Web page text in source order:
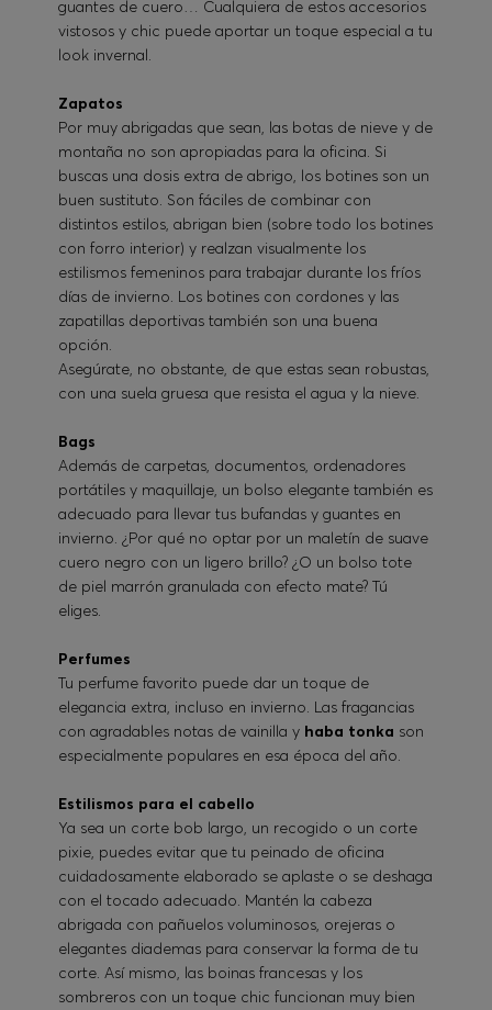
guantes de cuero… Cualquiera de estos accesorios
vistosos y chic puede aportar un toque especial a tu
look invernal.
Zapatos
Por muy abrigadas que sean, las botas de nieve y de
montaña no son apropiadas para la oficina. Si
buscas una dosis extra de abrigo, los botines son un
buen sustituto. Son fáciles de combinar con
distintos estilos, abrigan bien (sobre todo los botines
con forro interior) y realzan visualmente los
estilismos femeninos para trabajar durante los fríos
días de invierno. Los botines con cordones y las
zapatillas deportivas también son una buena
opción.
Asegúrate, no obstante, de que estas sean robustas,
con una suela gruesa que resista el agua y la nieve.
Bags
Además de carpetas, documentos, ordenadores
portátiles y maquillaje, un bolso elegante también es
adecuado para llevar tus bufandas y guantes en
invierno. ¿Por qué no optar por un maletín de suave
cuero negro con un ligero brillo? ¿O un bolso tote
de piel marrón granulada con efecto mate? Tú
eliges.
Perfumes
Tu perfume favorito puede dar un toque de
elegancia extra, incluso en invierno. Las fragancias
con agradables notas de vainilla y haba tonka son
especialmente populares en esa época del año.
Estilismos para el cabello
Ya sea un corte bob largo, un recogido o un corte
pixie, puedes evitar que tu peinado de oficina
cuidadosamente elaborado se aplaste o se deshaga
con el tocado adecuado. Mantén la cabeza
abrigada con pañuelos voluminosos, orejeras o
elegantes diademas para conservar la forma de tu
corte. Así mismo, las boinas francesas y los
sombreros con un toque chic funcionan muy bien